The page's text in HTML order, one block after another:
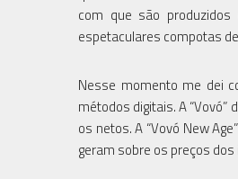
com que são
espetaculares compotas
Nesse momento me dei
métodos digitais. A
os netos. A “Vovó New
geram sobre os preços